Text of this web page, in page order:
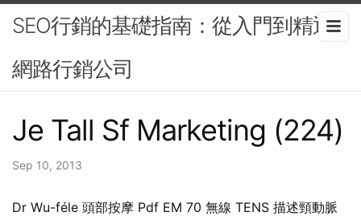
SEO行銷的基礎指南：從入門到精通-
網路行銷公司
Je Tall Sf Marketing (224)
Sep 10, 2013
Dr Wu-féle 頭部按摩 Pdf EM 70 無線 TENS 描述頸動脈